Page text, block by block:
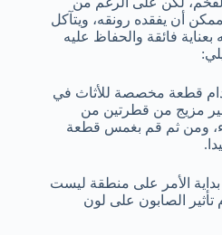
أن يفقده رونقه، ويتآكل
فائقة والحفاظ عليه
قطعة مخصصة للأثاث في
مزيج من قطرتين من
ومن ثم قم بغمس قطعة
الأمر على منطقة ليست
الصابون على لون